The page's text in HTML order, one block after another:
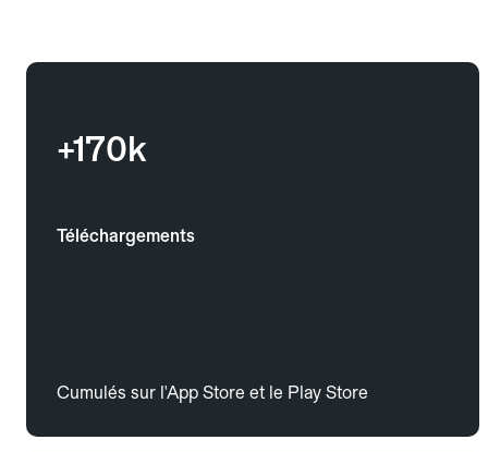
+170k
Téléchargements
Cumulés sur l'App Store et le Play Store